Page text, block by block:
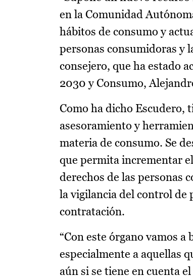
en la Comunidad
hábitos de consumo y
personas consumidoras y
consejero, que ha estado
2030 y Consumo,
Como ha dicho Escudero,
asesoramiento y
materia de consumo. Se
que permita incrementar
derechos de las personas
la vigilancia del control de
contratación.
“Con este órgano vamos
especialmente a aquellas
aún si se tiene en cuenta